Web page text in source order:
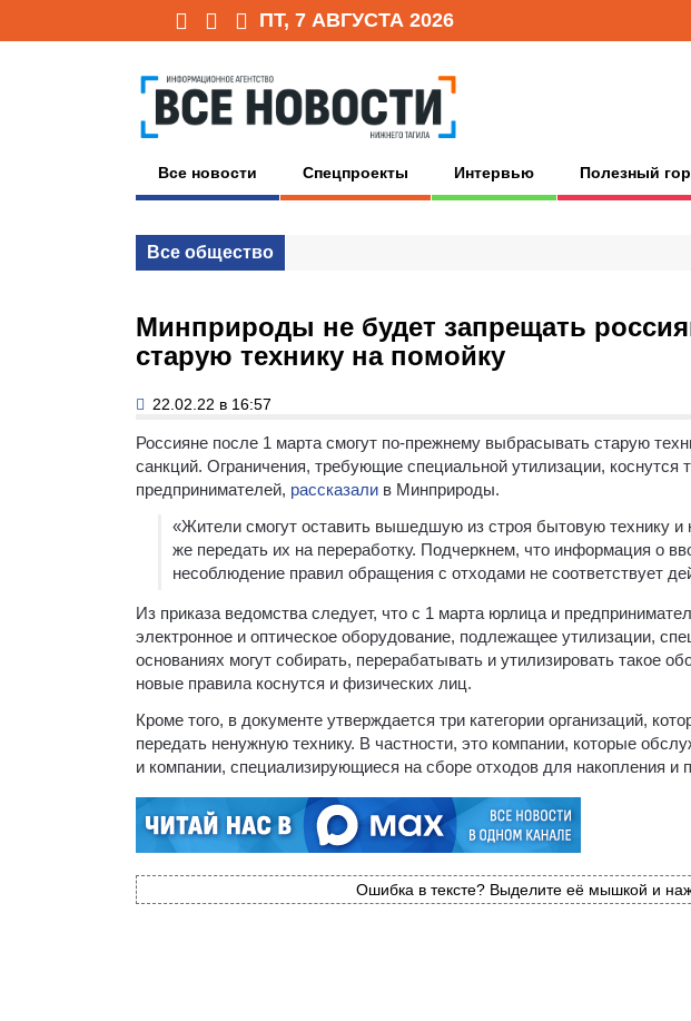
ПТ, 7 АВГУСТА 2026
Все новости Спецпроекты Интервью Полезный
Все общество
Минприроды не будет запрещать
старую технику на помойку
22.02.22 в 16:57
Россияне после 1 марта смогут по-прежнему выбрасывать старую
санкций. Ограничения, требующие специальной утилизации, коснутся
предпринимателей, рассказали в Минприроды.
«Жители смогут оставить вышедшую из строя бытовую технику
же передать их на переработку. Подчеркнем, что информация о
несоблюдение правил обращения с отходами не соответствует
Из приказа ведомства следует, что с 1 марта юрлица и
электронное и оптическое оборудование, подлежащее утилизации,
основаниях могут собирать, перерабатывать и утилизировать такое
новые правила коснутся и физических лиц.
Кроме того, в документе утверждается три категории организаций,
передать ненужную технику. В частности, это компании, которые
и компании, специализирующиеся на сборе отходов для накопления и
Ошибка в тексте? Выделите её мышкой и